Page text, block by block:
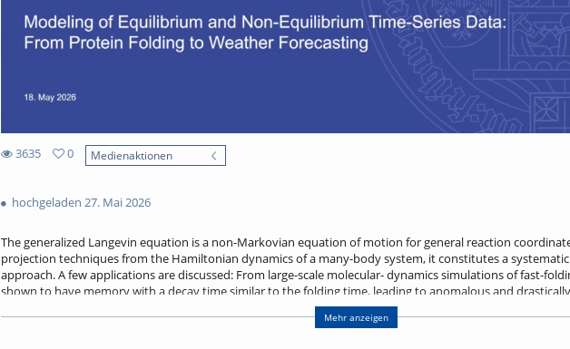
3635
views
0
Medienaktionen
hochgeladen 27. Mai 2026
The generalized Langevin equation is a non-Markovian equation of motion for general reaction
projection techniques from the Hamiltonian dynamics of a many-body system, it constitutes a
approach. A few applications are discussed: From large-scale molecular- dynamics simulations of fast-
shown to have memory with a decay time similar to the folding time, leading to anomalous and
In fact, folding times are not dictated by free-energy barriers, as predicted by the Arrhenius law, but
friction. Memory effects are also present for non-equilibrium systems. After removing slow and periodic
Mehr anzeigen